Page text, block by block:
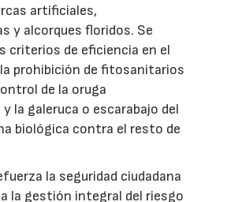
artificiales,
y alcorques floridos. Se
criterios de eficiencia en el
la prohibición de fitosanitarios
de la oruga
la galeruca o escarabajo del
biológica contra el resto de
la seguridad ciudadana
la gestión integral del riesgo